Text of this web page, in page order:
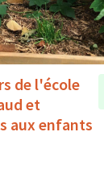
de l'école
et
aux enfants